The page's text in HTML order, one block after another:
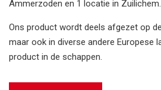
Ammerzoden en 1 locatie in Zuilichem.
Ons product wordt deels afgezet op
maar ook in diverse andere Europese
product in de schappen.